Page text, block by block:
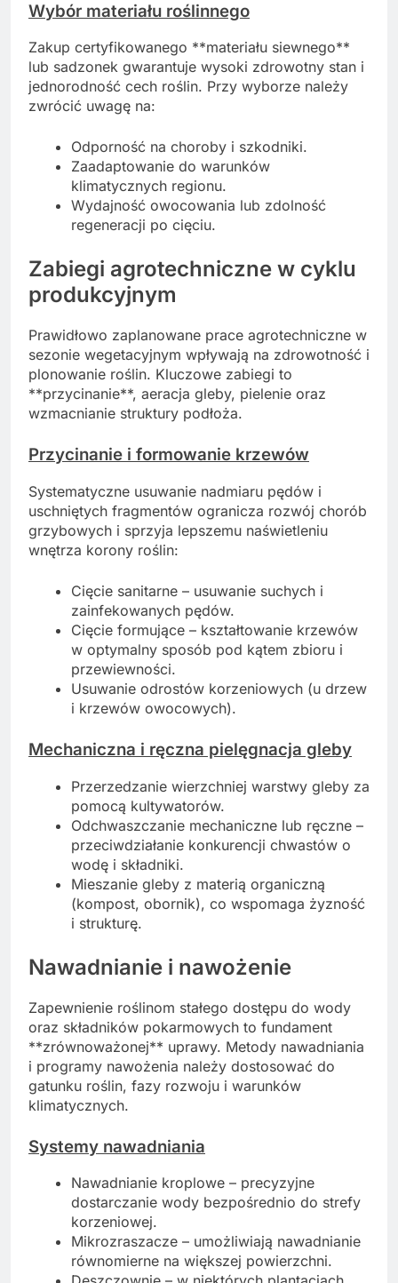
Wybór materiału roślinnego
Zakup certyfikowanego **materiału siewnego**
lub sadzonek gwarantuje wysoki zdrowotny stan i
jednorodność cech roślin. Przy wyborze należy
zwrócić uwagę na:
Odporność na choroby i szkodniki.
Zaadaptowanie do warunków
klimatycznych regionu.
Wydajność owocowania lub zdolność
regeneracji po cięciu.
Zabiegi agrotechniczne w cyklu
produkcyjnym
Prawidłowo zaplanowane prace agrotechniczne w
sezonie wegetacyjnym wpływają na zdrowotność i
plonowanie roślin. Kluczowe zabiegi to
**przycinanie**, aeracja gleby, pielenie oraz
wzmacnianie struktury podłoża.
Przycinanie i formowanie krzewów
Systematyczne usuwanie nadmiaru pędów i
uschniętych fragmentów ogranicza rozwój chorób
grzybowych i sprzyja lepszemu naświetleniu
wnętrza korony roślin:
Cięcie sanitarne – usuwanie suchych i
zainfekowanych pędów.
Cięcie formujące – kształtowanie krzewów
w optymalny sposób pod kątem zbioru i
przewiewności.
Usuwanie odrostów korzeniowych (u drzew
i krzewów owocowych).
Mechaniczna i ręczna pielęgnacja gleby
Przerzedzanie wierzchniej warstwy gleby za
pomocą kultywatorów.
Odchwaszczanie mechaniczne lub ręczne –
przeciwdziałanie konkurencji chwastów o
wodę i składniki.
Mieszanie gleby z materią organiczną
(kompost, obornik), co wspomaga żyzność
i strukturę.
Nawadnianie i nawożenie
Zapewnienie roślinom stałego dostępu do wody
oraz składników pokarmowych to fundament
**zrównoważonej** uprawy. Metody nawadniania
i programy nawożenia należy dostosować do
gatunku roślin, fazy rozwoju i warunków
klimatycznych.
Systemy nawadniania
Nawadnianie kroplowe – precyzyjne
dostarczanie wody bezpośrednio do strefy
korzeniowej.
Mikrozraszacze – umożliwiają nawadnianie
równomierne na większej powierzchni.